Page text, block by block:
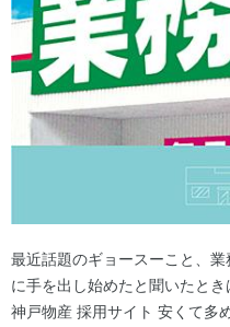
最近話題のギョースーこと、
に手を出し始めたと聞いたと
神戸物産 採用サイト 安くて多